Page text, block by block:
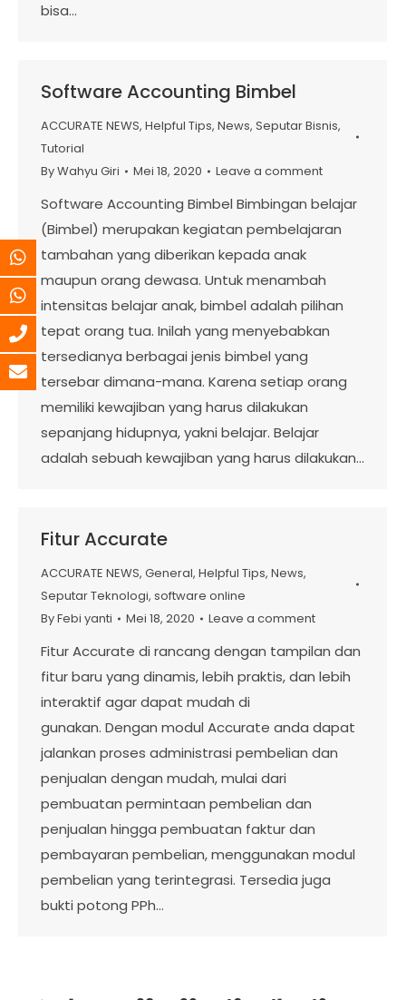
bisa…
Software Accounting Bimbel
ACCURATE NEWS, Helpful Tips, News, Seputar Bisnis,
Tutorial
ByWahyu Giri Mei 18, 2020 Leave a comment
Software Accounting Bimbel Bimbingan belajar
(Bimbel) merupakan kegiatan pembelajaran
tambahan yang diberikan kepada anak
maupun orang dewasa. Untuk menambah
intensitas belajar anak, bimbel adalah pilihan
tepat orang tua. Inilah yang menyebabkan
tersedianya berbagai jenis bimbel yang
tersebar dimana-mana. Karena setiap orang
memiliki kewajiban yang harus dilakukan
sepanjang hidupnya, yakni belajar. Belajar
adalah sebuah kewajiban yang harus dilakukan…
Fitur Accurate
ACCURATE NEWS, General, Helpful Tips, News,
Seputar Teknologi, software online
ByFebi yanti Mei 18, 2020 Leave a comment
Fitur Accurate di rancang dengan tampilan dan
fitur baru yang dinamis, lebih praktis, dan lebih
interaktif agar dapat mudah di
gunakan. Dengan modul Accurate anda dapat
jalankan proses administrasi pembelian dan
penjualan dengan mudah, mulai dari
pembuatan permintaan pembelian dan
penjualan hingga pembuatan faktur dan
pembayaran pembelian, menggunakan modul
pembelian yang terintegrasi. Tersedia juga
bukti potong PPh…